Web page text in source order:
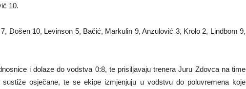
10.
7, Došen 10, Levinson 5, Bačić, Markulin 9, Anzulović 3, Krolo 2, Lindbom 9,
i dolaze do vodstva 0:8, te prisiljavaju trenera Juru Zdovca na time
osječane, te se ekipe izmjenjuju u vodstvu do poluvremena koje